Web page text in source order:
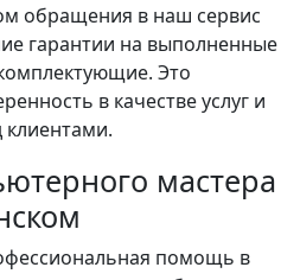
обращения в наш сервис
гарантии на выполненные
Это
в качестве услуг и
клиентами.
мастера
помощь в